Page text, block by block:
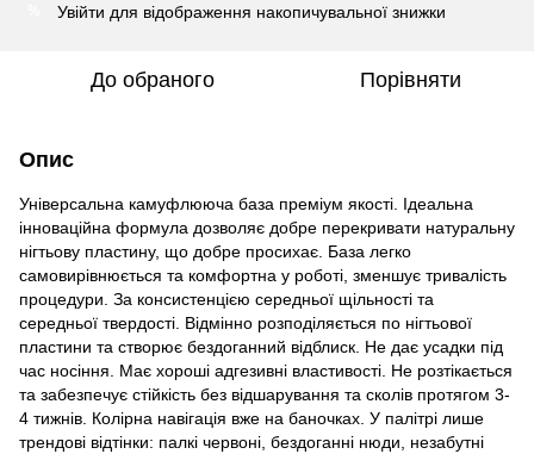
Увійти для відображення накопичувальної знижки
До обраного Порівняти
Опис
Універсальна камуфлююча база преміум якості. Ідеальна
інноваційна формула дозволяє добре перекривати натуральну
нігтьову пластину, що добре просихає. База легко
самовирівнюється та комфортна у роботі, зменшує тривалість
процедури. За консистенцією середньої щільності та
середньої твердості. Відмінно розподіляється по нігтьової
пластини та створює бездоганний відблиск. Не дає усадки під
час носіння. Має хороші адгезивні властивості. Не розтікається
та забезпечує стійкість без відшарування та сколів протягом 3-
4 тижнів. Колірна навігація вже на баночках. У палітрі лише
трендові відтінки: палкі червоні, бездоганні нюди, незабутні